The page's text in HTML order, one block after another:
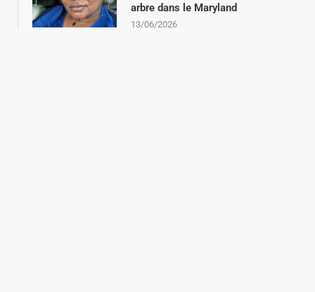
arbre dans le Maryland
13/06/2026